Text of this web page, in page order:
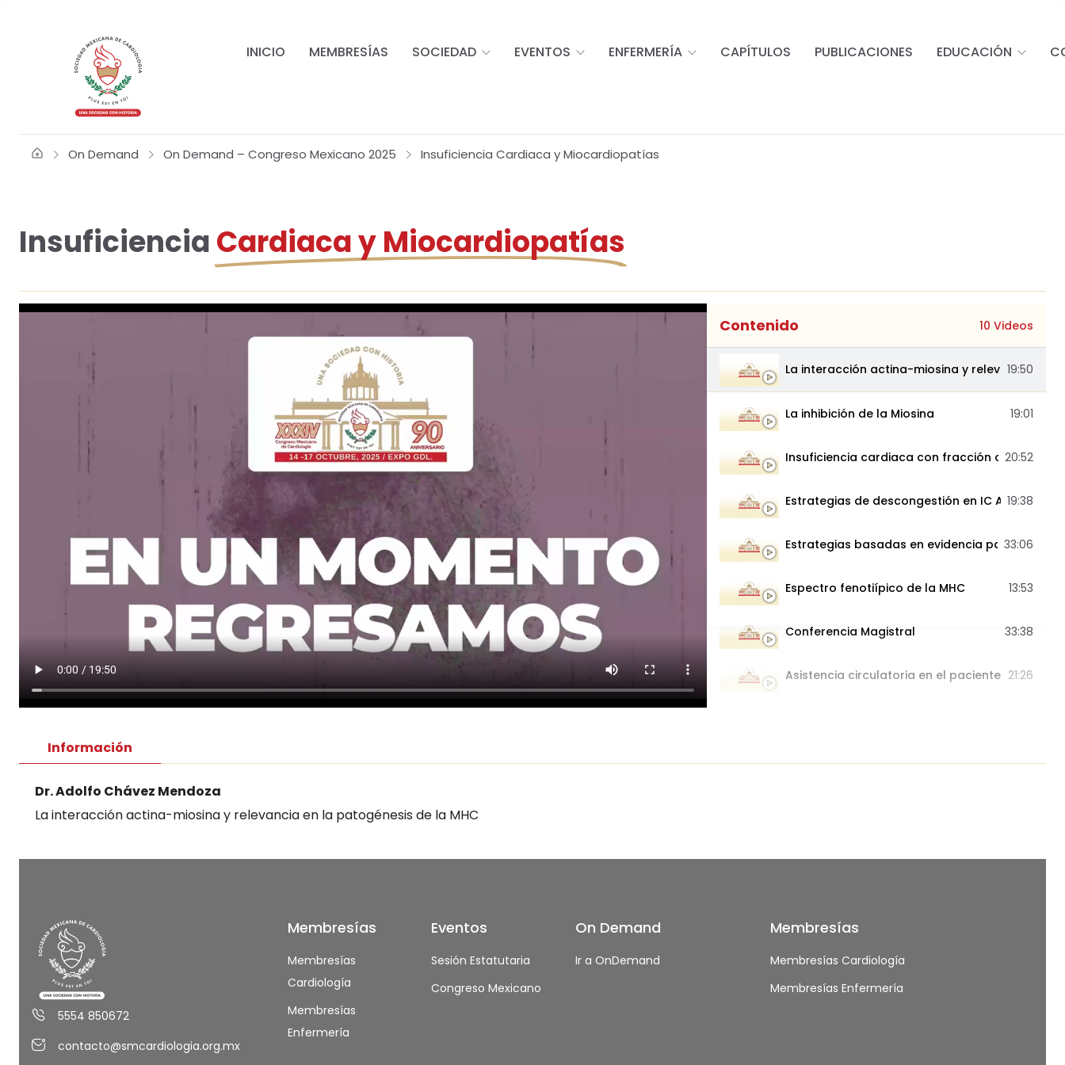
INICIO MEMBRESÍAS SOCIEDAD EVENTOS ENFERMERÍA CAPÍTULOS PUBLICACIONES EDUCACIÓN
On Demand On Demand – Congreso Mexicano 2025 Insuficiencia Cardiaca y Miocardiopatías
InsuficienciaCardiaca y Miocardiopatías
Contenido 10 Videos
La interacción actina-miosina y relevan...
19:50
La inhibición de la Miosina 19:01
Insuficiencia cardi­aca con fracción de...20:52
Estrategias de descongestión en IC Aguda
19:38
Estrategias basadas en evidencia para...
33:06
Espectro fenotiípico de la MHC 13:53
Conferencia Magistral 33:38
Asistencia circulatoria en el paciente con CCrIC
21:26
Abordaje de las miocardiopatías en la era
22:50
Información
Dr. Adolfo Chávez Mendoza
La interacción actina-miosina y relevancia en la patogénesis de la MHC
5554 850672
contacto@smcardiologia.org.mx
Membresías
Membresías
Cardiología
Membresías
Enfermería
Eventos
Sesión Estatutaria
Congreso Mexicano
On Demand
Ir a OnDemand
Membresías
Membresías Cardiología
Membresías Enfermería